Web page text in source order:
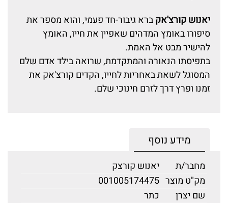
יאנוש קורצ'אקברא גיבור-חד פעמי, והוא מספר את
סיפורו באומץ המדהים שאפיין את חייו, האומץ
להישיר מבט אל האמת.
בתפיסתו הנאורה והמתקדמת, שרואה בילד אדם שלם
המסוגל לשאת באחריות לחייו, הקדים קורצ'אק את
זמנו ופרץ דרך לזרם חינוכי שלם.
מידע נוסף
מחבר/ת
יאנוש קורצק
מק"ט מוצר 001005174475
שם יצרן
כתר